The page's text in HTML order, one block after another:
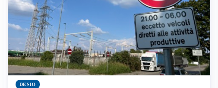
DESIO